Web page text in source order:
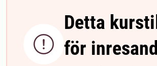

Detta
för